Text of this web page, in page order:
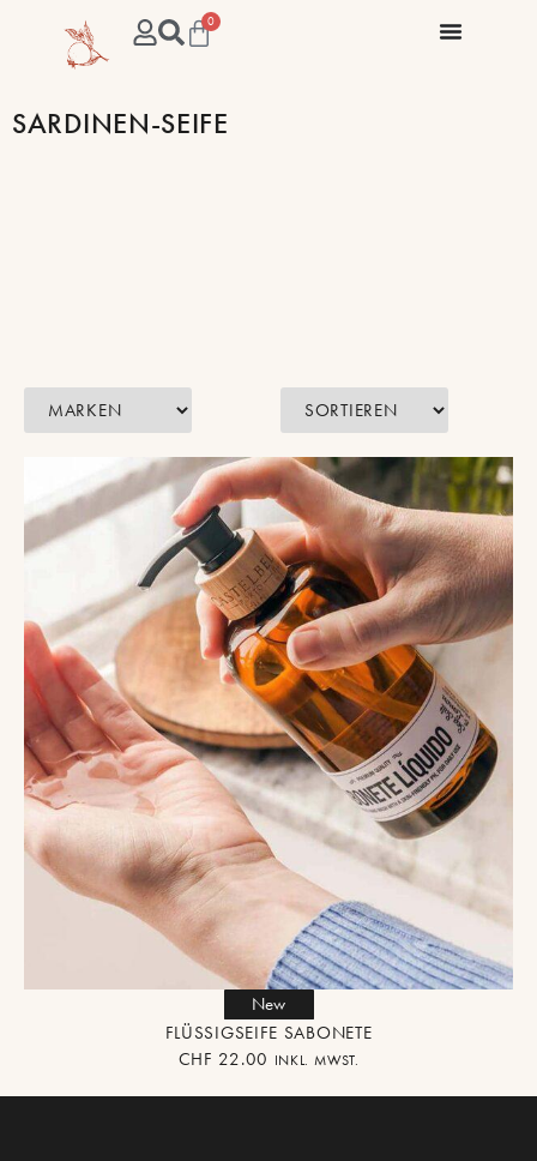
0
SARDINEN-SEIFE
New
FLÜSSIGSEIFE SABONETE
CHF 22.00 INKL. MWST.